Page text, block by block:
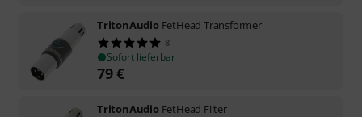
TritonAudio FetHead Transformer
8
Sofort lieferbar
79€
TritonAudio FetHead Filter